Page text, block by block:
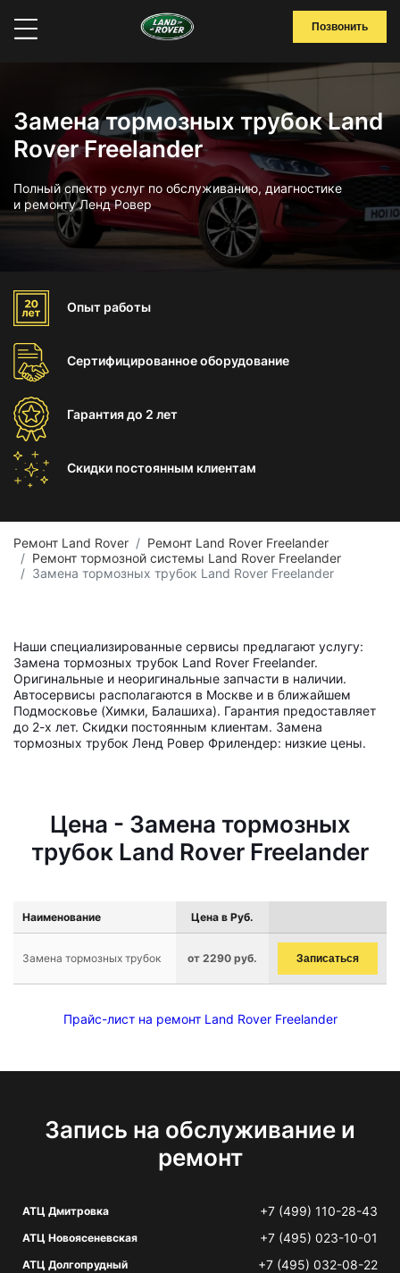
Позвонить
Замена тормозных трубок Land
Rover Freelander
Полный спектр услуг по обслуживанию, диагностике
и ремонту Ленд Ровер
Опыт работы
Сертифицированноеоборудование
Гарантиядо 2 лет
Скидки постоянным клиентам
Ремонт Land Rover
Ремонт Land Rover Freelander
Ремонт тормозной системы Land Rover Freelander
Замена тормозных трубок Land Rover Freelander
Наши специализированные сервисы предлагают услугу:
Замена тормозных трубок Land Rover Freelander.
Оригинальные и неоригинальные запчасти в наличии.
Автосервисы располагаются в Москве и в ближайшем
Подмосковье (Химки, Балашиха). Гарантия предоставляет
до 2-х лет. Скидки постоянным клиентам. Замена
тормозных трубок Ленд Ровер Фрилендер: низкие цены.
Цена - Замена тормозных
трубок Land Rover Freelander
Наименование Цена в Руб.
Замена тормозных трубок от 2290 руб. Записаться
Прайс-лист на ремонт Land Rover Freelander
Запись на обслуживание и
ремонт
АТЦ Дмитровка +7 (499) 110-28-43
АТЦ Новоясеневская +7 (495) 023-10-01
АТЦ Долгопрудный +7 (495) 032-08-22